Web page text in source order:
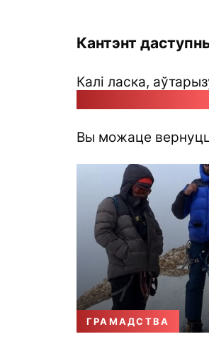
Кантэнт
Калі ласка,
Вы можаце
ГРАМАДСТВА